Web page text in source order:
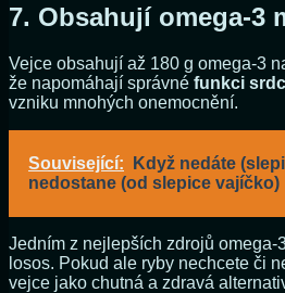
7. Obsahují omega-3
Vejce obsahují až 180 g omega-3
že napomáhají správné funkci
vzniku mnohých onemocnění.
Související:
Když nedáte
nedostane (od slepice vajíčko)
Jedním z nejlepších zdrojů omega-
losos. Pokud ale ryby nechcete či
vejce jako chutná a zdravá